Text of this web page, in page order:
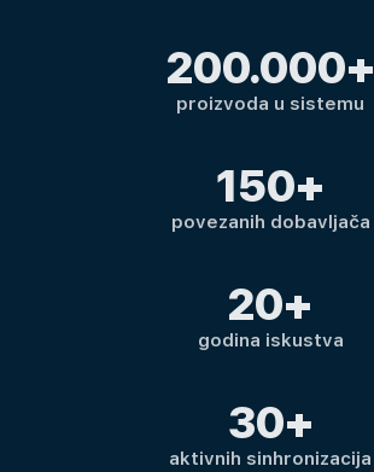
200.000+
proizvoda u sistemu
150+
povezanih dobavljača
20+
godina iskustva
30+
aktivnih sinhronizacija